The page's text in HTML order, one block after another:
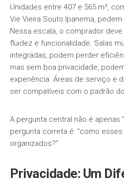
Unidades entre 407 e 565 m²,
Vie Vieira Souto Ipanema,
Nessa escala, o comprador
fluidez e funcionalidade. Salas
integradas, podem perder
mas sem boa privacidade,
experiência. Áreas de serviço e
ser compatíveis com o padrão
A pergunta central não é apenas
pergunta correta é: “como
organizados?”.
Privacidade: Um